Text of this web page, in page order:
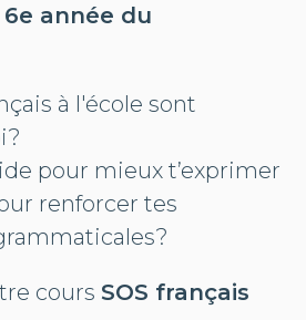
année du
à l'école sont
pour mieux t’exprimer
renforcer tes
cours SOS français